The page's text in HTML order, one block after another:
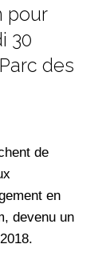
pour
30
des
de
en
devenu un